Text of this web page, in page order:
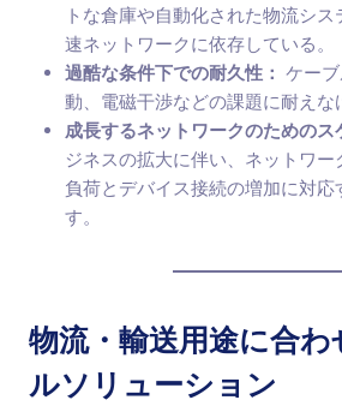
トな倉庫や自動化された物流シ
速ネットワークに依存している。
過酷な条件下での耐久性： ケー
動、電磁干渉などの課題に耐えな
成長するネットワークのためのス
ジネスの拡大に伴い、ネットワー
負荷とデバイス接続の増加に対応
す。
物流・輸送用途に合
ルソリューション